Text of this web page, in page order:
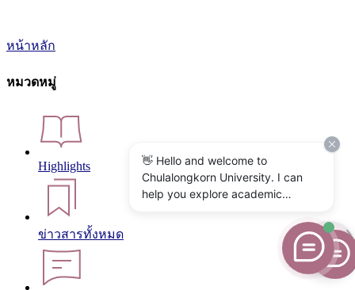
หน้าหลัก
หมวดหมู่
Highlights
ข่าวสารทั้งหมด
👋 Hello and welcome to
Chulalongkorn University. I can
help you explore academic